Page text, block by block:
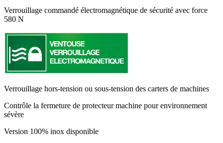
Verrouillage commandé électromagnétique de sécurité avec force
580 N
Verrouillage hors-tension ou sous-tension des carters de machines
Contrôle la fermeture de protecteur machine pour environnement
sévère
Version 100% inox disponible